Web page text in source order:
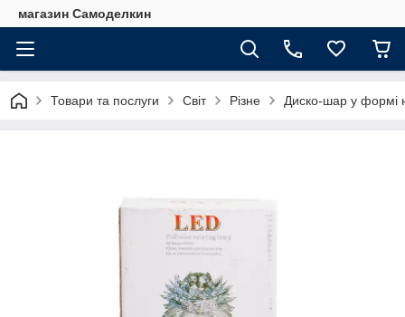
магазин Самоделкин
Товари та послуги Світ Різне Диско-шар у формі